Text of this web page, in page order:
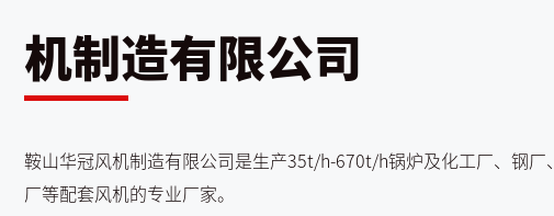
机制造有限公司
鞍山华冠风机制造有限公司是生产35t/h-670t/h锅炉及化工厂、钢厂
厂等配套风机的专业厂家。